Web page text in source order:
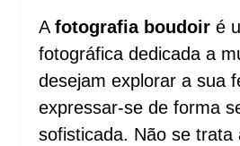
Afotografia boudoir é
fotográfica dedicada a
desejam explorar a sua
expressar-se de forma
sofisticada. Não se trata